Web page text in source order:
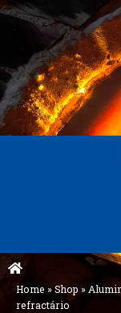
Home »Shop »
refractário